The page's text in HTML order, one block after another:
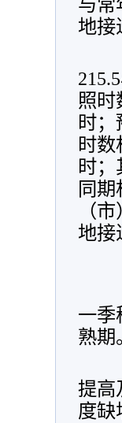
与常
地接
照时
时
时数
时；
同
（
地接
一季
熟期
提高
度缺